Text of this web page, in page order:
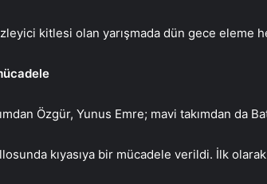
kitlesi olan yarışmada dün gece eleme
Özgür, Yunus Emre; mavi takımdan da
kıyasıya bir mücadele verildi. İlk